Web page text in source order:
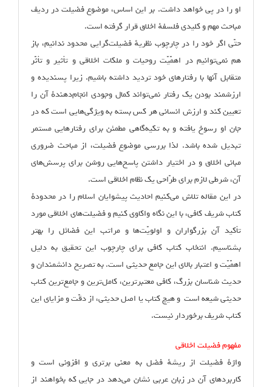
او را در پی خواهد داشت. بر این اساس، موضوع فضیلت در ردیف
مباحث مهم و کلیدی فلسفهٔ اخلاق قرار گرفته است.
حتّی اگر خود را در چارچوب نظریهٔ فضیلت‌گرایی محدود ندانیم، باز
هم نمی‌توانیم در اهمّیّت روحیات و ملکات اخلاقی و تأثیر و تأثّر
متقابل آنها با رفتارهای خود تردید داشته باشیم. زیرا پسندیده و
ارزشمند بودن یک رفتار نمی‌تواند کمال وجودی انجام‌دهندهٔ آن را
تعیین کند و ارزش انسانی هر کس بسته به ویژگی‌هایی است که در
جان او رسوخ یافته و به تکیه‌گاهی مطمئن برای رفتارهایی مستمر
تبدیل شده باشد. لذا بررسی موضوع فضیلت، از مباحث ضروری
مبانی اخلاق و در اختیار داشتن پاسخ‌هایی روشن برای پرسش‌های
آن، شرطی لازم برای طرّاحی یک نظام اخلاقی است.
در این مقاله تلاش می‌کنیم احادیث پیشوایان اسلام را در محدودهٔ
کتاب شریف کافی، با این نگاه واکاوی کنیم و فضیلت‌های اخلاقی مورد
تأکید آن بزرگواران و اولویّت‌ها و مراتب این فضائل را بهتر
بشناسیم. انتخاب کتاب کافی برای چارچوب این تحقیق به دلیل
اهمّیّت و اعتبار بالای این جامع حدیثی است. به تصریح دانشمندان و
حدیث شناسان بزرگ، کافی معتبرترین، کامل‌ترین و جامع‌ترین کتاب
حدیثی شیعه است و هیچ کتاب یا اصل حدیثی، از دقّت و مزایای این
کتاب شریف برخوردار نیست.
مفهوم فضیلت اخلاقی
واژهٔ فضیلت از ریشهٔ فضل به معنی برتری و افزونی است و
کاربردهای آن در زبان عربی نشان می‌دهد در جایی که بخواهند از